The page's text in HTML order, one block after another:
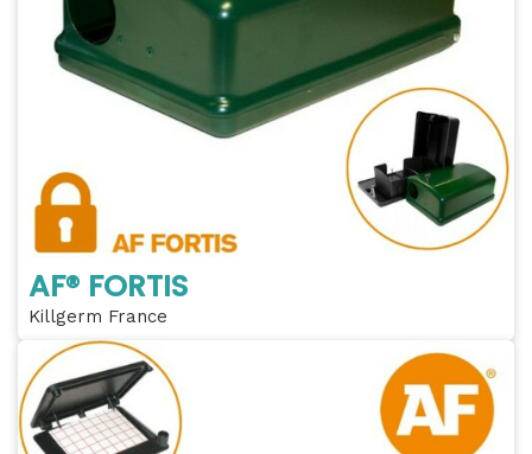
AF® FORTIS
Killgerm France